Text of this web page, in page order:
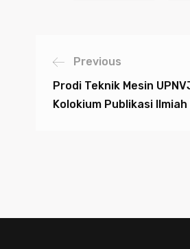
Previous
Prodi Teknik Mesin
Kolokium Publikasi Ilmiah